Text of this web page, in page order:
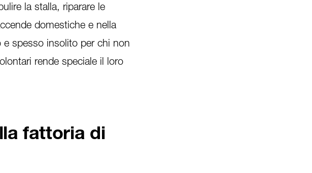
la stalla, riparare le
domestiche e nella
spesso insolito per chi non
rende speciale il loro
fattoria di